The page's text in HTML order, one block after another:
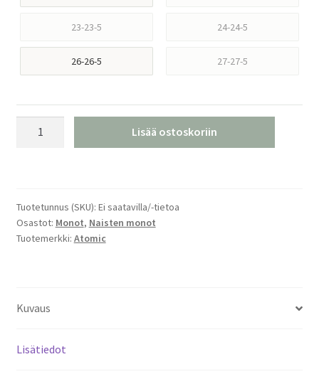
23-23-5 24-24-5
26-26-5 27-27-5
Laskettelumonot
määrä
Lisää ostoskoriin
Tuotetunnus (SKU): Ei saatavilla/-tietoa
Osastot: Monot, Naisten monot
Tuotemerkki: Atomic
Kuvaus
Lisätiedot